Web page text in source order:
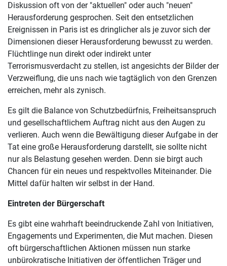
Diskussion oft von der "aktuellen" oder auch "neuen"
Herausforderung gesprochen. Seit den entsetzlichen
Ereignissen in Paris ist es dringlicher als je zuvor sich der
Dimensionen dieser Herausforderung bewusst zu werden.
Flüchtlinge nun direkt oder indirekt unter
Terrorismusverdacht zu stellen, ist angesichts der Bilder der
Verzweiflung, die uns nach wie tagtäglich von den Grenzen
erreichen, mehr als zynisch.
Es gilt die Balance von Schutzbedürfnis, Freiheitsanspruch
und gesellschaftlichem Auftrag nicht aus den Augen zu
verlieren. Auch wenn die Bewältigung dieser Aufgabe in der
Tat eine große Herausforderung darstellt, sie sollte nicht
nur als Belastung gesehen werden. Denn sie birgt auch
Chancen für ein neues und respektvolles Miteinander. Die
Mittel dafür halten wir selbst in der Hand.
Eintreten der Bürgerschaft
Es gibt eine wahrhaft beeindruckende Zahl von Initiativen,
Engagements und Experimenten, die Mut machen. Diesen
oft bürgerschaftlichen Aktionen müssen nun starke
unbürokratische Initiativen der öffentlichen Träger und